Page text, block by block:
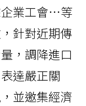
企業工會…等
針對近期傳
，調降進口
達嚴正關
並邀集經濟